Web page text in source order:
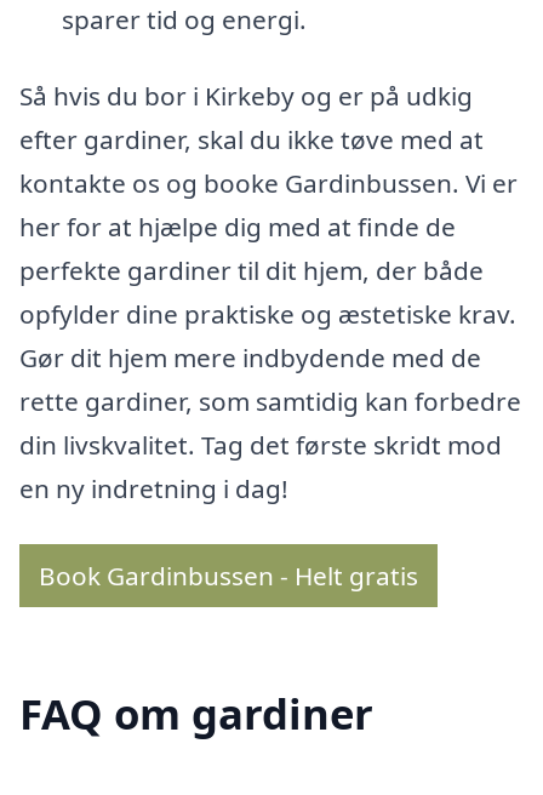
sparer tid og energi.
Så hvis du bor i Kirkeby og er på udkig
efter gardiner, skal du ikke tøve med at
kontakte os og booke Gardinbussen. Vi er
her for at hjælpe dig med at finde de
perfekte gardiner til dit hjem, der både
opfylder dine praktiske og æstetiske krav.
Gør dit hjem mere indbydende med de
rette gardiner, som samtidig kan forbedre
din livskvalitet. Tag det første skridt mod
en ny indretning i dag!
Book Gardinbussen - Helt gratis
FAQ om gardiner